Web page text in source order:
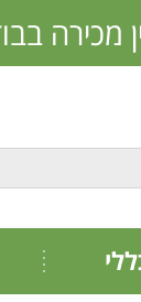
* מינימום